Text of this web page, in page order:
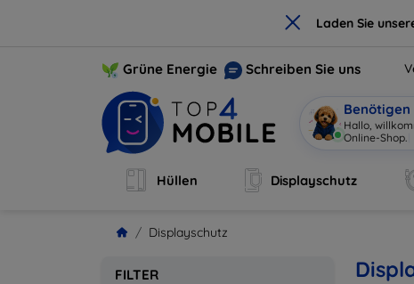
× Laden Sie
Grüne Energie Schreiben Sie uns
Benötigen
Hallo,
Online-Shop.
Hüllen Displayschutz
Displayschutz
FILTER